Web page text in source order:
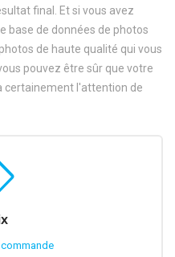
final. Et si vous avez
base de données de photos
de haute qualité qui vous
pouvez être sûr que votre
certainement l'attention de